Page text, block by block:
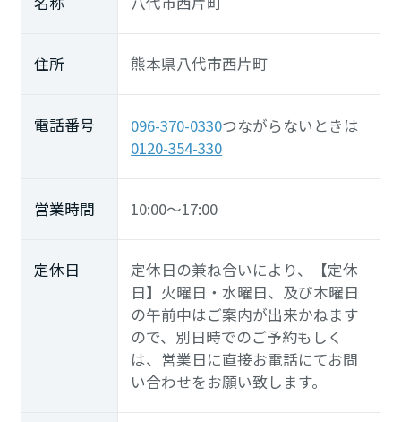
住所 熊本県八代市西片町
電話番号 096-370-0330つながらないときは
0120-354-330
営業時間 10:00～17:00
定休日
定休日の兼ね合いにより、【定休
日】火曜日・水曜日、及び木曜日
の午前中はご案内が出来かねます
ので、別日時でのご予約もしく
は、営業日に直接お電話にてお問
い合わせをお願い致します。